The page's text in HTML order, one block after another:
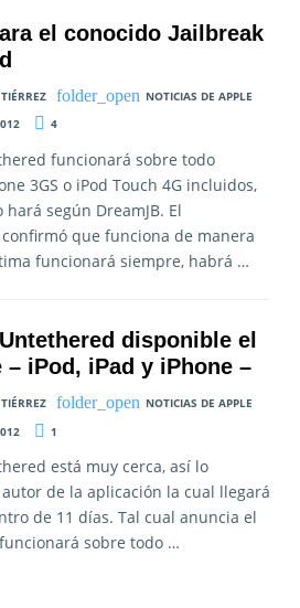
el conocido Jailbreak
NOTICIAS DE APPLE
4
funcionará sobre todo
3GS o iPod Touch 4G incluidos,
según DreamJB. El
que funciona de manera
funcionará siempre, habrá …
disponible el
– iPod, iPad y iPhone –
NOTICIAS DE APPLE
1
está muy cerca, así lo
de la aplicación la cual llegará
de 11 días. Tal cual anuncia el
sobre todo …